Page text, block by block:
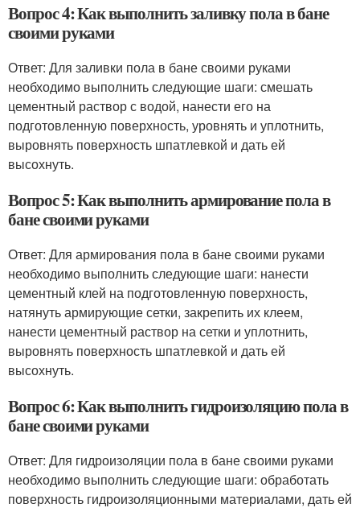
Вопрос 4: Как выполнить заливку пола в бане
своими руками
Ответ: Для заливки пола в бане своими руками
необходимо выполнить следующие шаги: смешать
цементный раствор с водой, нанести его на
подготовленную поверхность, уровнять и уплотнить,
выровнять поверхность шпатлевкой и дать ей
высохнуть.
Вопрос 5: Как выполнить армирование пола в
бане своими руками
Ответ: Для армирования пола в бане своими руками
необходимо выполнить следующие шаги: нанести
цементный клей на подготовленную поверхность,
натянуть армирующие сетки, закрепить их клеем,
нанести цементный раствор на сетки и уплотнить,
выровнять поверхность шпатлевкой и дать ей
высохнуть.
Вопрос 6: Как выполнить гидроизоляцию пола в
бане своими руками
Ответ: Для гидроизоляции пола в бане своими руками
необходимо выполнить следующие шаги: обработать
поверхность гидроизоляционными материалами, дать ей